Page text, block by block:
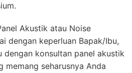
Akustik atau Noise
dengan keperluan Bapak/Ibu,
dengan konsultan panel akustik
memang seharusnya Anda